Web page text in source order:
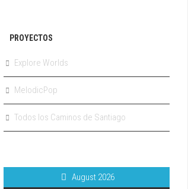
PROYECTOS
Explore Worlds
MelodicPop
Todos los Caminos de Santiago
August 2026